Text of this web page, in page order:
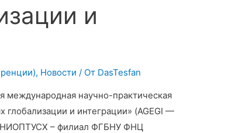
и
, Новости / От DasTesfan
международная научно-практическая
глобализации и интеграции» (AGEGI —
– филиал ФГБНУ ФНЦ